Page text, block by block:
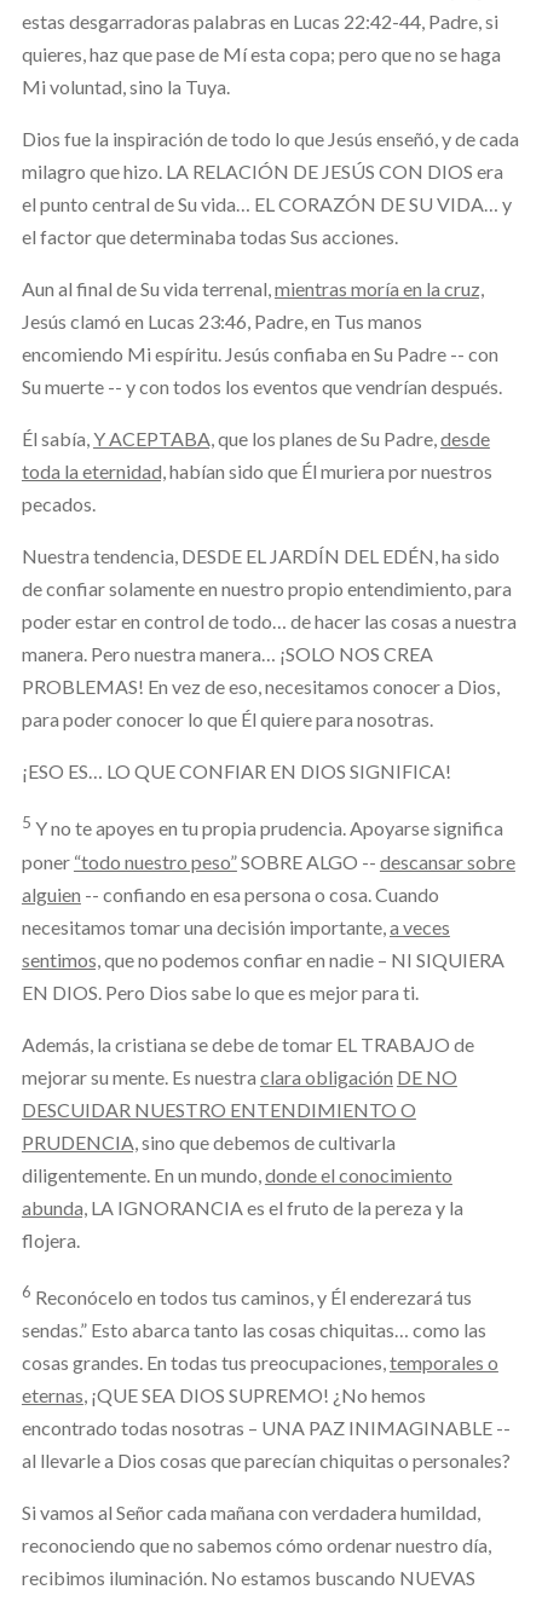
estas desgarradoras palabras en Lucas 22:42-44, Padre, si
quieres, haz que pase de Mí esta copa; pero que no se haga
Mi voluntad, sino la Tuya.
Dios fue la inspiración de todo lo que Jesús enseñó, y de cada
milagro que hizo. LA RELACIÓN DE JESÚS CON DIOS era
el punto central de Su vida… EL CORAZÓN DE SU VIDA… y
el factor que determinaba todas Sus acciones.
Aun al final de Su vida terrenal,mientras moría en la cruz,
Jesús clamó en Lucas 23:46, Padre, en Tus manos
encomiendo Mi espíritu. Jesús confiaba en Su Padre -- con
Su muerte -- y con todos los eventos que vendrían después.
Él sabía,Y ACEPTABA,que los planes de Su Padre,desde
toda la eternidad,habían sido que Él muriera por nuestros
pecados.
Nuestra tendencia, DESDE EL JARDÍN DEL EDÉN, ha sido
de confiar solamente en nuestro propio entendimiento, para
poder estar en control de todo… de hacer las cosas a nuestra
manera. Pero nuestra manera… ¡SOLO NOS CREA
PROBLEMAS! En vez de eso, necesitamos conocer a Dios,
para poder conocer lo que Él quiere para nosotras.
¡ESO ES… LO QUE CONFIAR EN DIOS SIGNIFICA!
5 Y no te apoyes en tu propia prudencia. Apoyarse significa
poner “todo nuestro peso”SOBRE ALGO -- descansar sobre
alguien -- confiando en esa persona o cosa. Cuando
necesitamos tomar una decisión importante, a veces
sentimos, que no podemos confiar en nadie – NI SIQUIERA
EN DIOS. Pero Dios sabe lo que es mejor para ti.
Además, la cristiana se debe de tomar EL TRABAJO de
mejorar su mente. Es nuestra clara obligación DE NO
DESCUIDAR NUESTRO ENTENDIMIENTO O
PRUDENCIA, sino que debemos de cultivarla
diligentemente. En un mundo, donde el conocimiento
abunda, LA IGNORANCIA es el fruto de la pereza y la
flojera.
6 Reconócelo en todos tus caminos,y Él enderezará tus
sendas.” Esto abarca tanto las cosas chiquitas… como las
cosas grandes. En todas tus preocupaciones,temporales o
eternas, ¡QUE SEA DIOS SUPREMO! ¿No hemos
encontrado todas nosotras – UNA PAZ INIMAGINABLE --
al llevarle a Dios cosas que parecían chiquitas o personales?
Si vamos al Señor cada mañana con verdadera humildad,
reconociendo que no sabemos cómo ordenar nuestro día,
recibimos iluminación. No estamos buscando NUEVAS